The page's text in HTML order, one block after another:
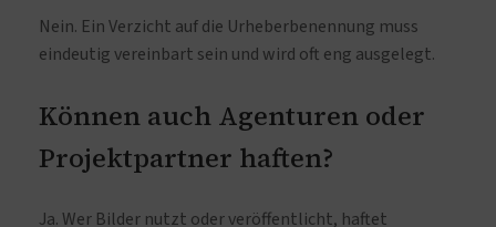
Nein. Ein Verzicht auf die Urheberbenennung muss
eindeutig vereinbart sein und wird oft eng ausgelegt.
Können auch Agenturen oder
Projektpartner haften?
Ja. Wer Bilder nutzt oder veröffentlicht, haftet